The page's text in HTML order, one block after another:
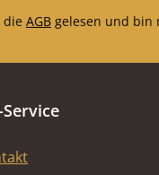
die AGB gelesen und bin